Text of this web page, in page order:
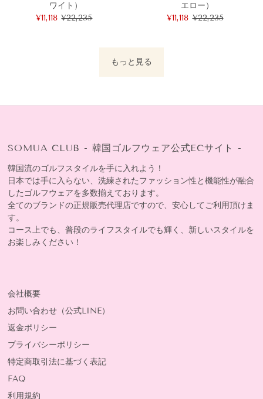
ワイト）
セ
¥11,118 通
¥22,235
エロー）
セ
¥11,118 通
¥22,235
もっと見る
SOMUA CLUB - 韓国ゴルフウェア公式ECサイト -
韓国流のゴルフスタイルを手に入れよう！
日本では手に入らない、洗練されたファッション性と機能性が融合
したゴルフウェアを多数揃えております。
全てのブランドの正規販売代理店ですので、安心してご利用頂けま
す。
コース上でも、普段のライフスタイルでも輝く、新しいスタイルを
お楽しみください！
会社概要
お問い合わせ（公式LINE）
返金ポリシー
プライバシーポリシー
特定商取引法に基づく表記
FAQ
利用規約